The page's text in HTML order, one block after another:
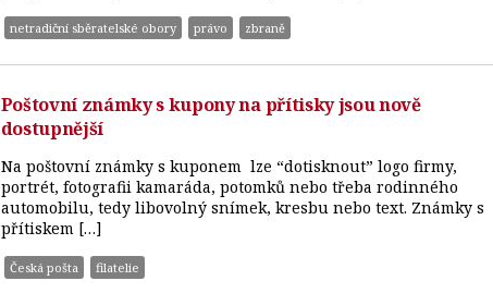
netradiční sběratelské obory právo zbraně
Poštovní známky s kupony na přítisky jsou nově
dostupnější
Na poštovní známky s kuponem lze “dotisknout” logo firmy,
portrét, fotografii kamaráda, potomků nebo třeba rodinného
automobilu, tedy libovolný snímek, kresbu nebo text. Známky s
přítiskem […]
Česká pošta filatelie